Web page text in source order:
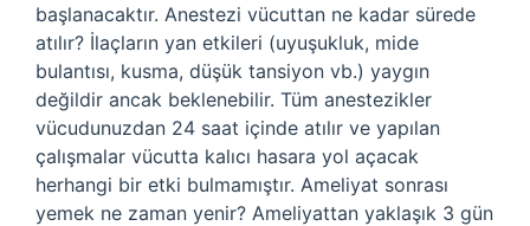
başlanacaktır. Anestezi vücuttan ne kadar sürede
atılır? İlaçların yan etkileri (uyuşukluk, mide
bulantısı, kusma, düşük tansiyon vb.) yaygın
değildir ancak beklenebilir. Tüm anestezikler
vücudunuzdan 24 saat içinde atılır ve yapılan
çalışmalar vücutta kalıcı hasara yol açacak
herhangi bir etki bulmamıştır. Ameliyat sonrası
yemek ne zaman yenir? Ameliyattan yaklaşık 3 gün